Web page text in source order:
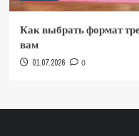
Как выбрать формат
вам
01.07.2026 0